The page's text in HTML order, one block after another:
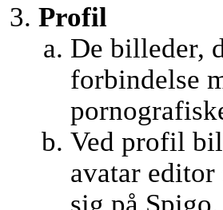
Profil
De billeder,
forbindelse
Ved profil
avatar
sig på